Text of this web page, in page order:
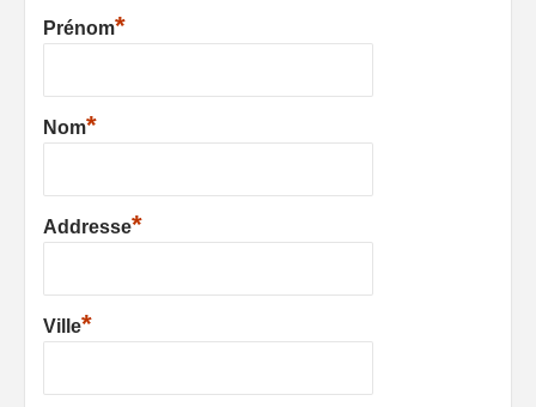
Prénom*
Nom*
Addresse*
Ville*